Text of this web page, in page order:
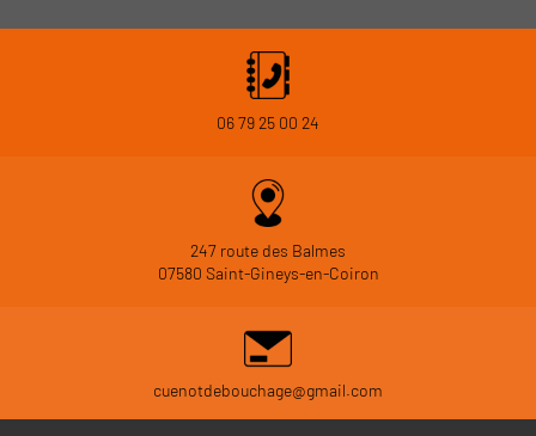
06 79 25 00 24
247 route des Balmes
07580 Saint-Gineys-en-Coiron
cuenotdebouchage@gmail.com